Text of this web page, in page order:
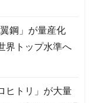
鋼」が量産化
界トップ水準へ
ヒトリ」が大量